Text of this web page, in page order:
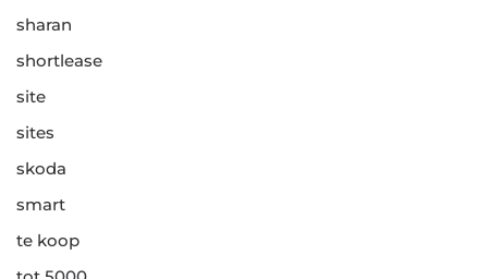
sharan
shortlease
site
sites
skoda
smart
te koop